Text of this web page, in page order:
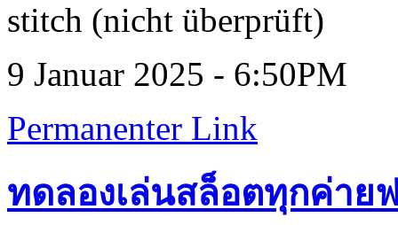
stitch (nicht überprüft)
9 Januar 2025 - 6:50PM
Permanenter Link
ทดลองเล่นสล็อตทุกค่าย